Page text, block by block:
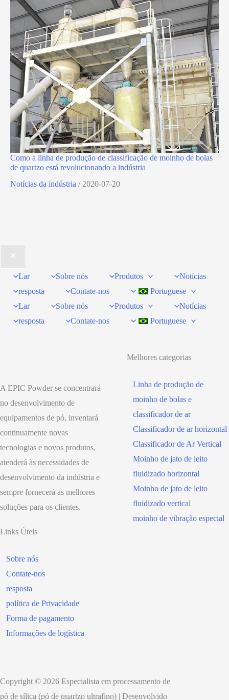
Como a linha de produção de classificação de moinho de bolas
de quartzo está revolucionando a indústria
Notícias da indústria / 2020-07-20
Lar Sobre nós Produtos
Notícias
resposta
Contate-nos
Portuguese
Lar
Sobre nós Produtos
Notícias
resposta
Contate-nos Portuguese
A EPIC Powder se concentrará
no desenvolvimento de
equipamentos de pó, inventará
continuamente novas
tecnologias e novos produtos,
atenderá às necessidades de
desenvolvimento da indústria e
sempre fornecerá as melhores
soluções para os clientes.
Melhores categorias
Linha de produção de
moinho de bolas e
classificador de ar
Classificador de ar horizontal
Classificador de Ar Vertical
Moinho de jato de leito
fluidizado horizontal
Moinho de jato de leito
fluidizado vertical
moinho de vibração especial
Links Úteis
Sobre nós
Contate-nos
resposta
política de Privacidade
Forma de pagamento
Informações de logística
Copyright © 2026 Especialista em processamento de
pó de sílica (pó de quartzo ultrafino) | Desenvolvido